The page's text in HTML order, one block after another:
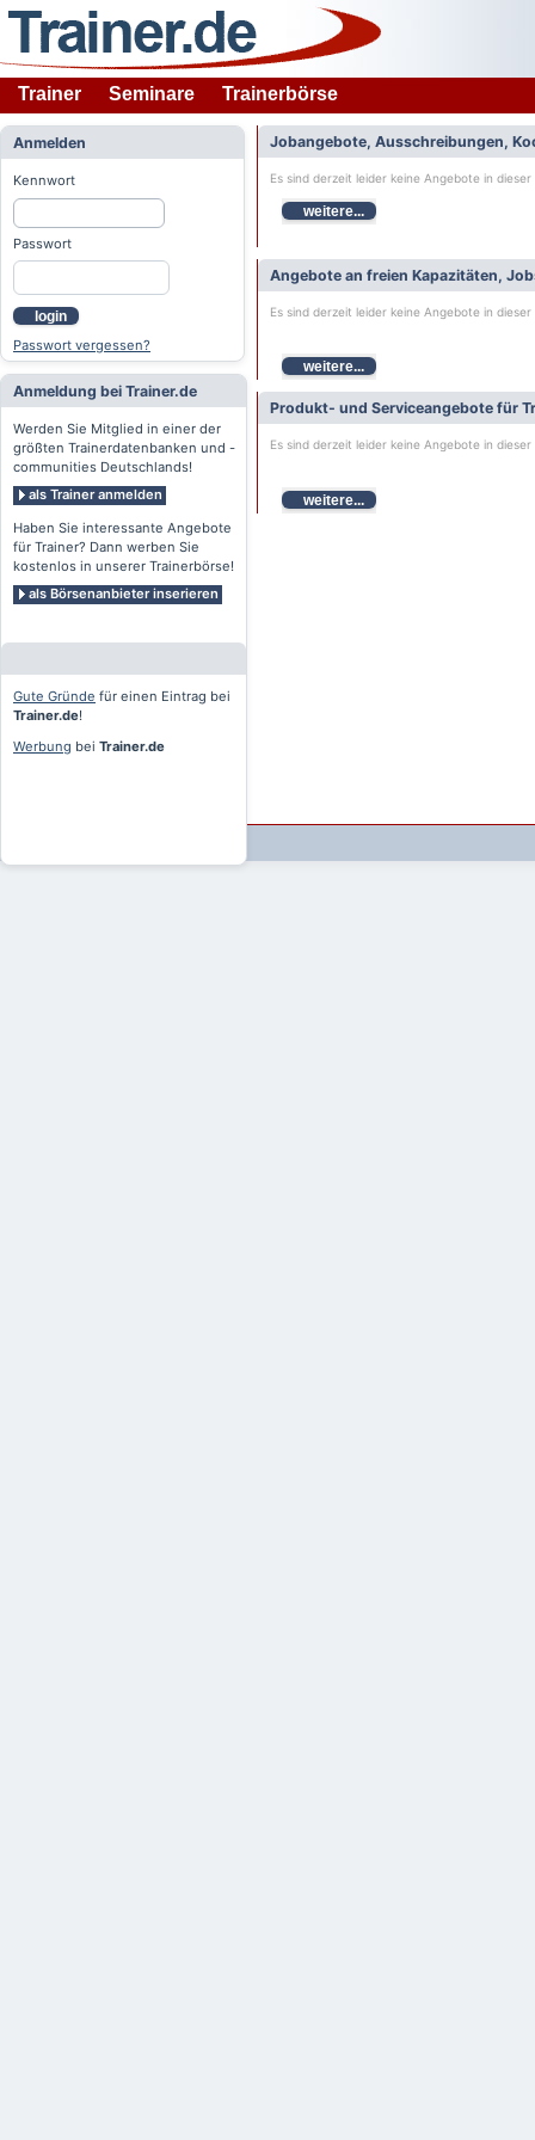
Trainer Seminare Trainerbörse
Anmelden
Kennwort
Passwort
login
Passwort vergessen?
Anmeldung bei Trainer.de
Werden Sie Mitglied in einer der
größten Trainerdatenbanken und -
communities Deutschlands!
als Trainer anmelden
Haben Sie interessante Angebote
für Trainer? Dann werben Sie
kostenlos in unserer Trainerbörse!
als Börsenanbieter inserieren
Gute Gründe für einen Eintrag bei
Trainer.de!
Werbung bei Trainer.de
Jobangebote, Ausschreibungen,
Es sind derzeit leider keine Angebote in
weitere...
Angebote an freien Kapazitäten,
Es sind derzeit leider keine Angebote in
weitere...
Produkt- und Serviceangebote für
Es sind derzeit leider keine Angebote in
weitere...